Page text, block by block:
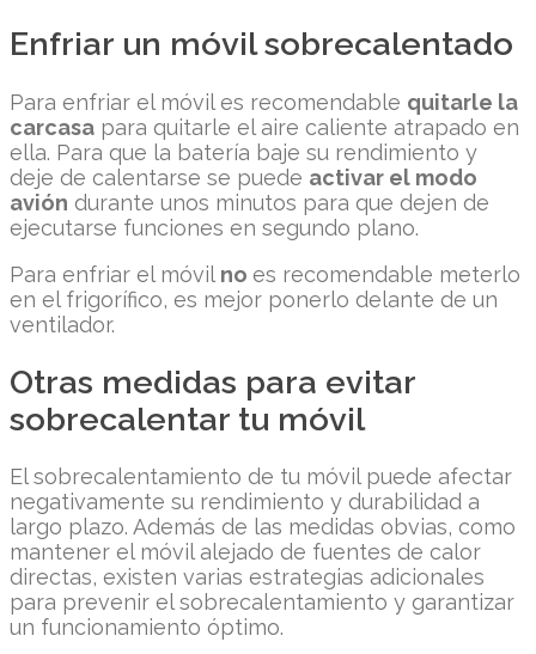
Enfriar un móvil sobrecalentado
Para enfriar el móvil es recomendable quitarle la
carcasa para quitarle el aire caliente atrapado en
ella. Para que la batería baje su rendimiento y
deje de calentarse se puede activar el modo
avión durante unos minutos para que dejen de
ejecutarse funciones en segundo plano.
Para enfriar el móvil no es recomendable meterlo
en el frigorífico, es mejor ponerlo delante de un
ventilador.
Otras medidas para evitar
sobrecalentar tu móvil
El sobrecalentamiento de tu móvil puede afectar
negativamente su rendimiento y durabilidad a
largo plazo. Además de las medidas obvias, como
mantener el móvil alejado de fuentes de calor
directas, existen varias estrategias adicionales
para prevenir el sobrecalentamiento y garantizar
un funcionamiento óptimo.